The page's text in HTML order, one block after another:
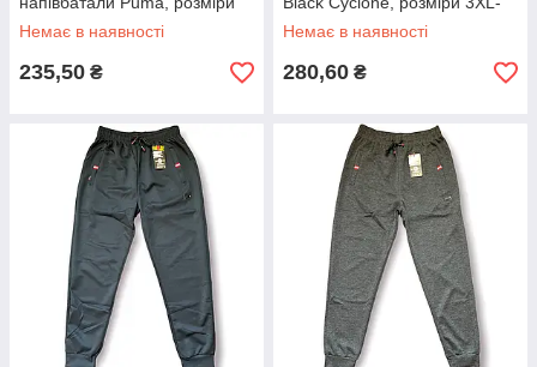
50-58, хакі, 2201
Немає в наявності
235,50 ₴
7XL, чорні, 2233
Немає в наявності
280,60 ₴